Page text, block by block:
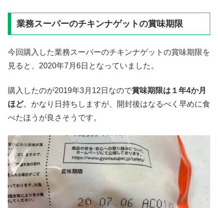
業務スーパーのチキンナゲットの賞味期限
今回購入した業務スーパーのチキンナゲットの賞味期限を
見ると、2020年7月6日となっていました。
購入したのが2019年3月12日なので賞味期限は１年4か月
ほど。かなり日持ちしますが、開封後はなるべく早めに食
べたほうが良さそうです。